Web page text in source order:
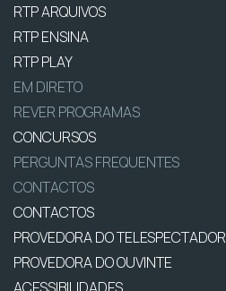
RTP ARQUIVOS
RTP ENSINA
RTP PLAY
EM DIRETO
REVER PROGRAMAS
CONCURSOS
PERGUNTAS FREQUENTES
CONTACTOS
CONTACTOS
PROVEDORA DO TELESPECTADOR
PROVEDORA DO OUVINTE